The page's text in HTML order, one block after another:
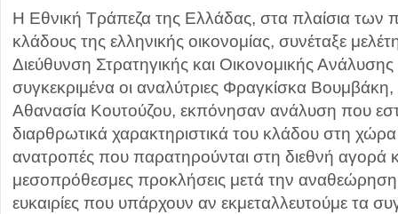
Η Εθνική Τράπεζα της Ελλάδας, στα πλαίσια των
κλάδους της ελληνικής οικονομίας, συνέταξε
Διεύθυνση Στρατηγικής και Οικονομικής
συγκεκριμένα οι αναλύτριες Φραγκίσκα
Αθανασία Κουτούζου, εκπόνησαν ανάλυση που
διαρθρωτικά χαρακτηριστικά του κλάδου στη
ανατροπές που παρατηρούνται στη διεθνή αγορά
μεσοπρόθεσμες προκλήσεις μετά την
ευκαιρίες που υπάρχουν αν εκμεταλλευτούμε τα